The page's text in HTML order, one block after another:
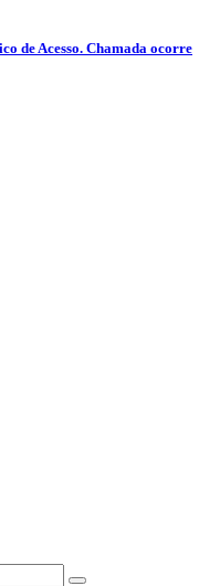
de Acesso. Chamada ocorre